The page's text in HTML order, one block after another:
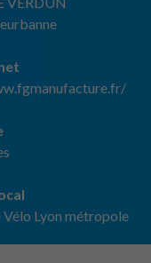
Vélo Lyon métropole